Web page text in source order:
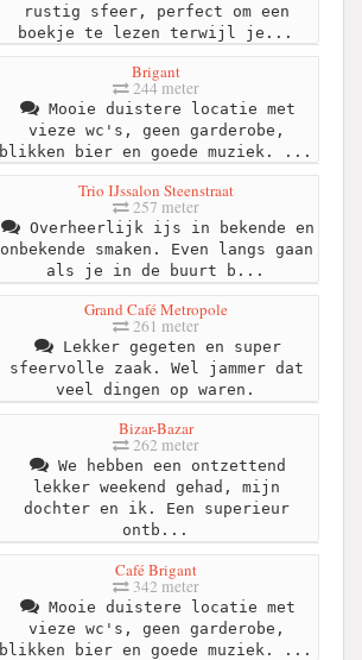
rustig sfeer, perfect om een
boekje te lezen terwijl je...
Brigant
244 meter
Mooie duistere locatie met
vieze wc's, geen garderobe,
blikken bier en goede muziek. ...
Trio IJssalon Steenstraat
257 meter
Overheerlijk ijs in bekende en
onbekende smaken. Even langs gaan
als je in de buurt b...
Grand Café Metropole
261 meter
Lekker gegeten en super
sfeervolle zaak. Wel jammer dat
veel dingen op waren.
Bizar-Bazar
262 meter
We hebben een ontzettend
lekker weekend gehad, mijn
dochter en ik. Een superieur
ontb...
Café Brigant
342 meter
Mooie duistere locatie met
vieze wc's, geen garderobe,
blikken bier en goede muziek. ...